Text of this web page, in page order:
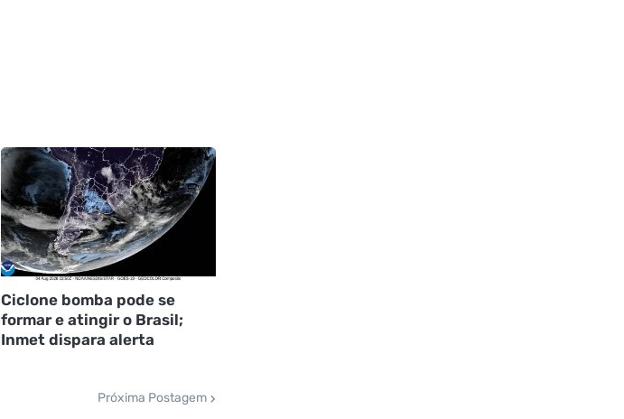
Ciclone bomba pode se
formar e atingir o Brasil;
Inmet dispara alerta
Próxima Postagem